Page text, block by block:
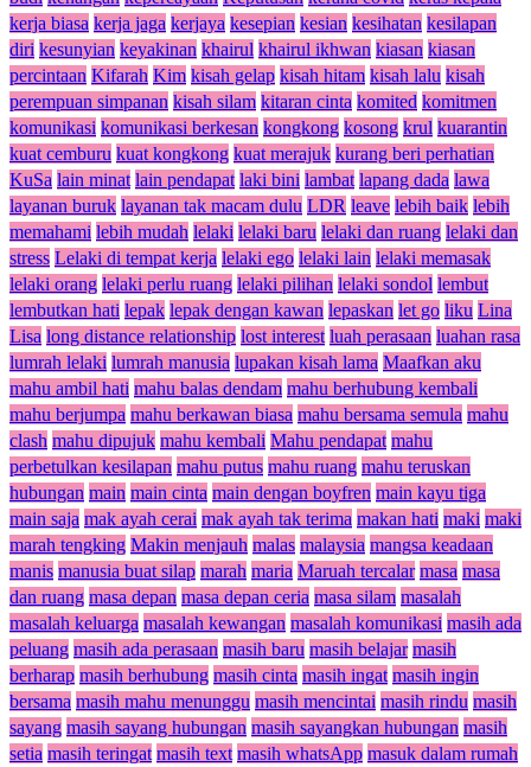
kerja biasa kerja jaga kerjaya kesepian kesian kesihatan kesilapan
diri kesunyian keyakinan khairul khairul ikhwan kiasan kiasan
percintaan Kifarah Kim kisah gelap kisah hitam kisah lalu kisah
perempuan simpanan kisah silam kitaran cinta komited komitmen
komunikasi komunikasi berkesan kongkong kosong krul kuarantin
kuat cemburu kuat kongkong kuat merajuk kurang beri perhatian
KuSa lain minat lain pendapat laki bini lambat lapang dada lawa
layanan buruk layanan tak macam dulu LDR leave lebih baik lebih
memahami lebih mudah lelaki lelaki baru lelaki dan ruang lelaki dan
stress Lelaki di tempat kerja lelaki ego lelaki lain lelaki memasak
lelaki orang lelaki perlu ruang lelaki pilihan lelaki sondol lembut
lembutkan hati lepak lepak dengan kawan lepaskan let go liku Lina
Lisa long distance relationship lost interest luah perasaan luahan rasa
lumrah lelaki lumrah manusia lupakan kisah lama Maafkan aku
mahu ambil hati mahu balas dendam mahu berhubung kembali
mahu berjumpa mahu berkawan biasa mahu bersama semula mahu
clash mahu dipujuk mahu kembali Mahu pendapat mahu
perbetulkan kesilapan mahu putus mahu ruang mahu teruskan
hubungan main main cinta main dengan boyfren main kayu tiga
main saja mak ayah cerai mak ayah tak terima makan hati maki maki
marah tengking Makin menjauh malas malaysia mangsa keadaan
manis manusia buat silap marah maria Maruah tercalar masa masa
dan ruang masa depan masa depan ceria masa silam masalah
masalah keluarga masalah kewangan masalah komunikasi masih ada
peluang masih ada perasaan masih baru masih belajar masih
berharap masih berhubung masih cinta masih ingat masih ingin
bersama masih mahu menunggu masih mencintai masih rindu masih
sayang masih sayang hubungan masih sayangkan hubungan masih
setia masih teringat masih text masih whatsApp masuk dalam rumah